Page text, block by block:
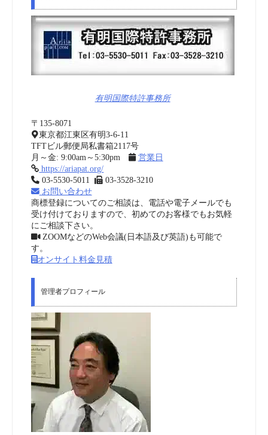
有明国際特許事務所
〒135-8071
東京都江東区有明3-6-11
TFTビル郵便局私書箱2117号
月～金: 9:00am～5:30pm
営業日
https://ariapat.org/
03-5530-5011
03-3528-3210
お問い合わせ
商標登録についてのご相談は、電話や電子メールでも
受け付けておりますので、初めてのお客様でもお気軽
にご相談下さい。
ZOOMなどのWeb会議(日本語及び英語)も可能で
す。
オンサイト料金見積
管理者プロフィール